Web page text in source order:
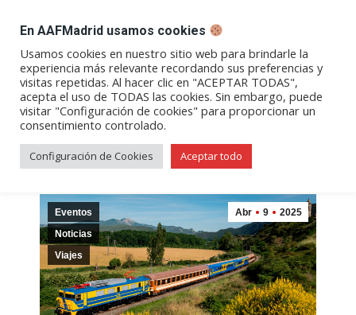
Abrir
enlace
en
una
ventana/pestaña
Abrir
enlace
en
una
ventana/pestaña
Abrir
enlace
en
una
ventana/pestaña
Abrir
enlace
en
una
Abrir
enlace
en
una
«Tren del Cid» | Viaje a Burgos
Abr 9 2025
Eventos
Noticias
Viajes
En AAFMadrid usamos cookies
Usamos cookies en nuestro sitio web para brindarle la
experiencia más relevante recordando sus preferencias y
visitas repetidas. Al hacer clic en "ACEPTAR TODAS",
acepta el uso de TODAS las cookies. Sin embargo, puede
visitar "Configuración de cookies" para proporcionar un
consentimiento controlado.
Configuración de Cookies Aceptar todo